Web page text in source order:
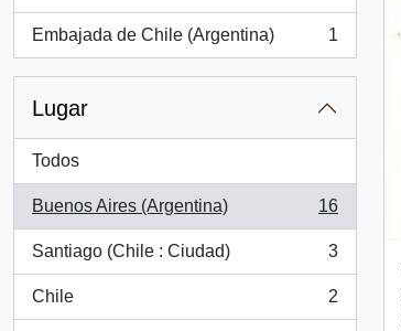
Embajada de Chile (Argentina)
, 1 resultados
1
Lugar
Todos
Buenos Aires (Argentina)
, 16 resultados
16
Santiago (Chile : Ciudad)
, 3 resultados
3
Chile
, 2 resultados
2